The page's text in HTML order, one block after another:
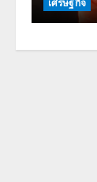
เศรษฐกิจ